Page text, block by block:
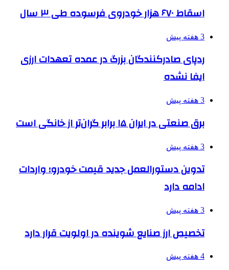
اسقاط ۶۷۰ هزار خودروی فرسوده طی ۳ سال
3 هفته پیش
ردپای صادرکنندگان بزرگ در عمده تعهدات ارزی
ایفا نشده
3 هفته پیش
برق صنعتی در ایران ۱۵ برابر گران‌تر از خانگی است
3 هفته پیش
تدوین دستورالعمل جدید قیمت خودرو؛ واردات
ادامه دارد
3 هفته پیش
تخصیص ارز صنایع شوینده در اولویت قرار دارد
4 هفته پیش